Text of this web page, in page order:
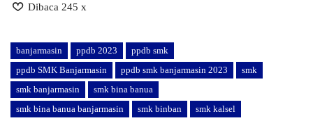
Dibaca 245 x
banjarmasin ppdb 2023
ppdb smk
ppdb SMK Banjarmasin
ppdb smk banjarmasin 2023
smk
smk banjarmasin
smk bina banua
smk bina banua banjarmasin
smk binban smk kalsel